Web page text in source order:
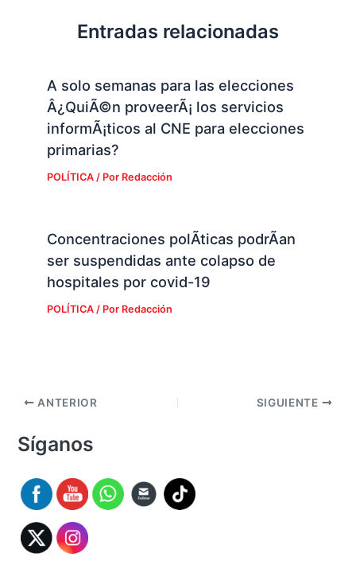
Entradas relacionadas
A solo semanas para las elecciones
Â¿QuiÃ©n proveerÃ¡ los servicios
informÃ¡ticos al CNE para elecciones
primarias?
POLÍTICA/ Por Redacción
Concentraciones polÃ­ticas podrÃ­an
ser suspendidas ante colapso de
hospitales por covid-19
POLÍTICA/ Por Redacción
ANTERIOR SIGUIENTE
Síganos